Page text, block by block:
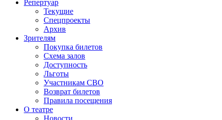
Репертуар
Текущие
Спецпроекты
Архив
Зрителям
Покупка билетов
Схема залов
Доступность
Льготы
Участникам СВО
Возврат билетов
Правила посещения
О театре